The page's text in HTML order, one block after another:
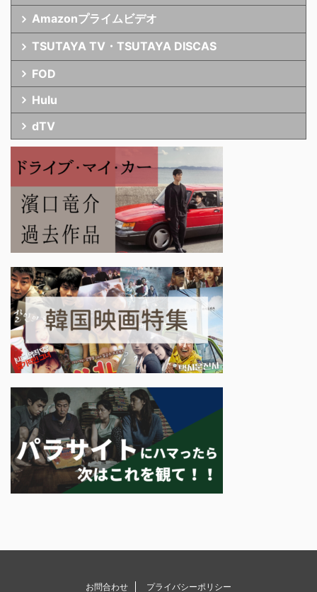
Amazonプライムビデオ
TSUTAYA TV・TSUTAYA DISCAS
FOD
Hulu
dTV
お問合わせ プライバシーポリシー